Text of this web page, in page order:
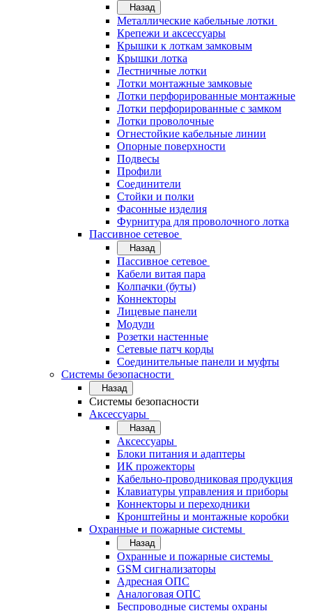
Назад
Металлические кабельные лотки
Крепежи и аксессуары
Крышки к лоткам замковым
Крышки лотка
Лестничные лотки
Лотки монтажные замковые
Лотки перфорированные монтажные
Лотки перфорированные с замком
Лотки проволочные
Огнестойкие кабельные линии
Опорные поверхности
Подвесы
Профили
Соединители
Стойки и полки
Фасонные изделия
Фурнитура для проволочного лотка
Пассивное сетевое
Назад
Пассивное сетевое
Кабели витая пара
Колпачки (буты)
Коннекторы
Лицевые панели
Модули
Розетки настенные
Сетевые патч корды
Соединительные панели и муфты
Системы безопасности
Назад
Системы безопасности
Аксессуары
Назад
Аксессуары
Блоки питания и адаптеры
ИК прожекторы
Кабельно-проводниковая продукция
Клавиатуры управления и приборы
Коннекторы и переходники
Кронштейны и монтажные коробки
Охранные и пожарные системы
Назад
Охранные и пожарные системы
GSM сигнализаторы
Адресная ОПС
Аналоговая ОПС
Беспроводные системы охраны